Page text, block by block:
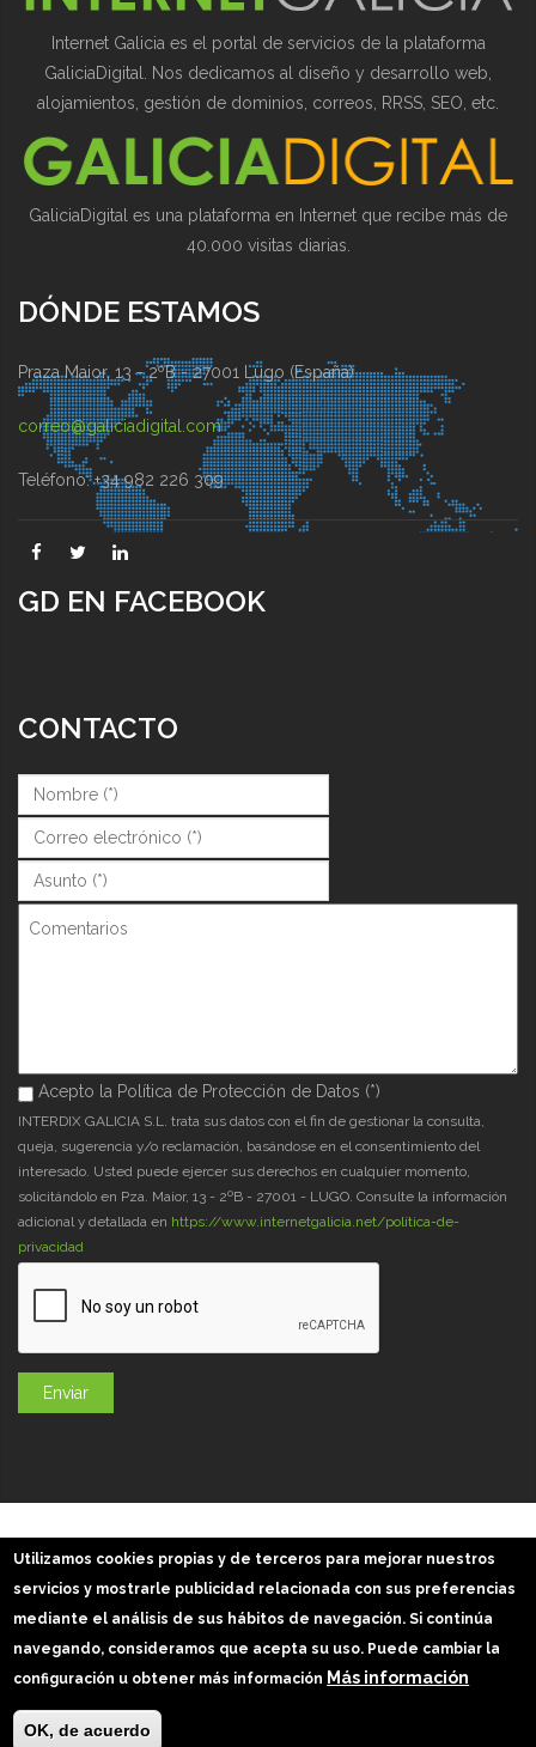
Internet Galicia es el portal de servicios de la plataforma
GaliciaDigital. Nos dedicamos al diseño y desarrollo web,
alojamientos, gestión de dominios, correos, RRSS, SEO, etc.
GaliciaDigital es una plataforma en Internet que recibe más de
40.000 visitas diarias.
DÓNDE ESTAMOS
Praza Maior, 13 - 2ºB - 27001 Lugo (España)
correo@galiciadigital.com
Teléfono: +34 982 226 309
GD EN FACEBOOK
CONTACTO
Nombre (*)*
Correo (*)*
Asunto (*)*
Comentarios
Acepto la Política de Protección de Datos (*)
Acepto la Política de Protección de Datos (*)
INTERDIX GALICIA S.L. trata sus datos con el fin de gestionar la consulta,
queja, sugerencia y/o reclamación, basándose en el consentimiento del
interesado. Usted puede ejercer sus derechos en cualquier momento,
solicitándolo en Pza. Maior, 13 - 2ºB - 27001 - LUGO. Consulte la información
adicional y detallada en https://www.internetgalicia.net/política-de-
privacidad
Imágenes slider: Freepik
Utilizamos cookies propias y de terceros para mejorar nuestros
servicios y mostrarle publicidad relacionada con sus preferencias
mediante el análisis de sus hábitos de navegación. Si continúa
navegando, consideramos que acepta su uso. Puede cambiar la
configuración u obtener más información Más información
OK, de acuerdo